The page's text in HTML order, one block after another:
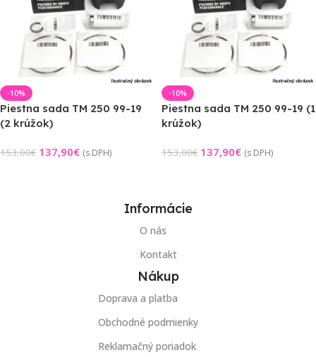
-10%
Piestna sada TM 250 99-19
(2 krúžok)
153,00€ 137,90€ (s DPH)
-10%
Piestna sada TM 250 99-19 (1
krúžok)
153,00€ 137,90€ (s DPH)
Informácie
O nás
Kontakt
Nákup
Doprava a platba
Obchodné podmienky
Reklamačný poriadok